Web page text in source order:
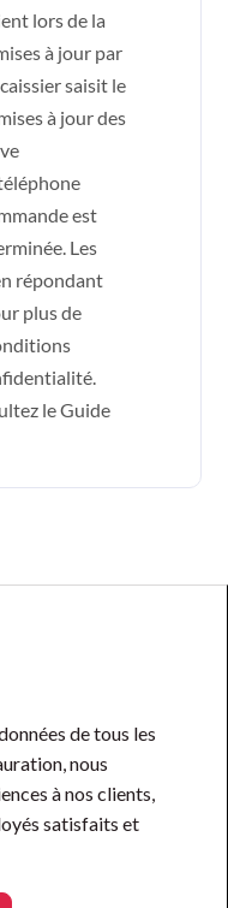
lors de la
à jour par
saisit le
à jour des
est
Les
répondant
plus de
leGuide
de tous les
nous
à nos clients,
satisfaits et